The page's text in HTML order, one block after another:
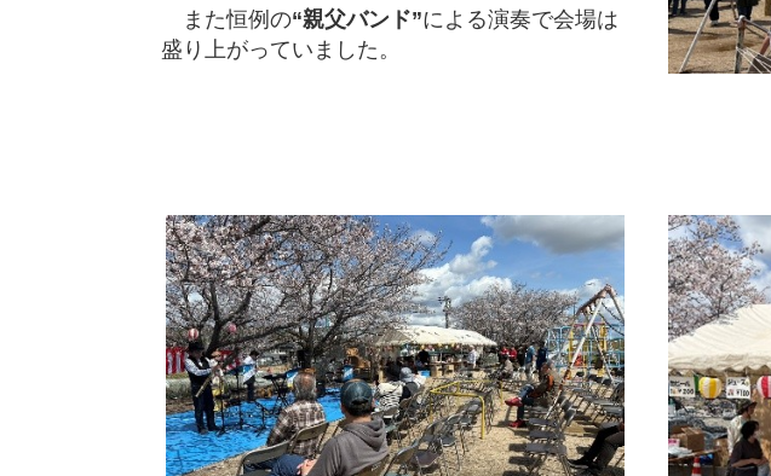
また恒例の“親父バンド”による演奏で会場は
盛り上がっていました。